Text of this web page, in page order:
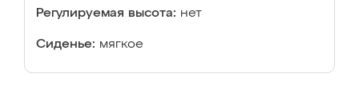
Регулируемая высота: нет
Сиденье: мягкое